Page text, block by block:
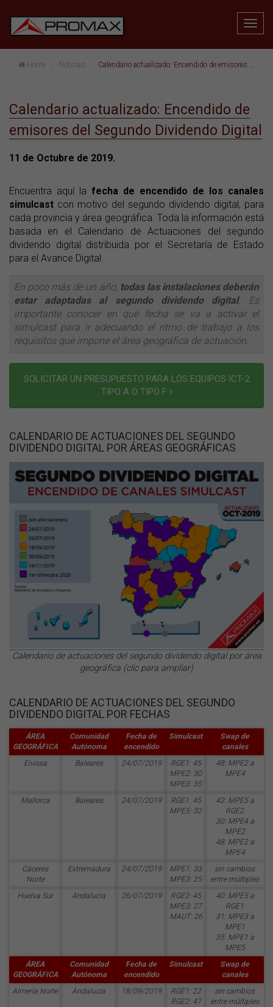
Home Noticias Calendario actualizado: Encendido de emisores del Segundo Dividendo Digital
Calendario actualizado: Encendido de
emisores del Segundo Dividendo Digital
11 de Octubre de 2019.
Encuentra aquí la fecha de encendido de los canales
simulcast con motivo del segundo dividendo digital, para
cada provincia y área geográfica. Toda la información está
basada en el Calendario de Actuaciones del segundo
dividendo digital distribuida por el Secretaría de Estado
para el Avance Digital.
En poco más de un año, todas las instalaciones deberán
estar adaptadas al segundo dividendo digital. Es
importante conocer en qué fecha se va a activar el
simulcast para ir adecuando el ritmo de trabajo a los
requisitos que impone el área geográfica de actuación.
SOLICITAR UN PRESUPUESTO PARA LOS EQUIPOS ICT-2
TIPO A O TIPO F
CALENDARIO DE ACTUACIONES DEL SEGUNDO
DIVIDENDO DIGITAL POR ÁREAS GEOGRÁFICAS
Calendario de actuaciones del segundo dividendo digital por área
geográfica (clic para ampliar)
CALENDARIO DE ACTUACIONES DEL SEGUNDO
DIVIDENDO DIGITAL POR FECHAS
ÁREA
GEOGRÁFICA
Comunidad
Autónoma
Fecha de
encendido
Simulcast
Swap de
canales
Eivissa
Baleares 24/07/2019
RGE1: 45
MPE2: 30
MPE3: 35
48: MPE2 a
MPE4
Mallorca Baleares 24/07/2019
RGE1: 45
MPE5: 32
42: MPE5 a
RGE2
30: MPE4 a
MPE2
48: MPE2 a
MPE4
Cáceres
Norte
Extremadura 24/07/2019
MPE1: 33
MPE3: 25
sin cambios
entre múltiples
Huelva Sur
Andalucía 26/07/2019
RGE2: 45
MPE3: 27
MAUT: 26
40: MPE5 a
RGE1
31: MPE3 a
MPE1
35: MPE1 a
MPE5
ÁREA
GEOGRÁFICA
Comunidad
Autónoma
Fecha de
encendido
Simulcast
Swap de
canales
Almería Norte
Andalucía 18/09/2019
RGE1: 22
RGE2: 47
sin cambios
entre múltiples